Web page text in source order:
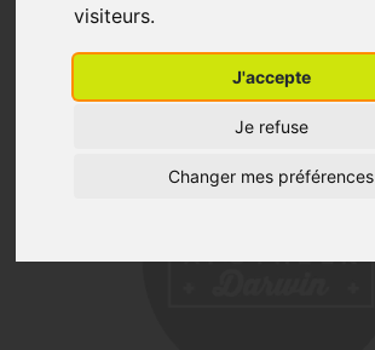
visiteurs.
J'accepte
Je refuse
Changer mes préférences